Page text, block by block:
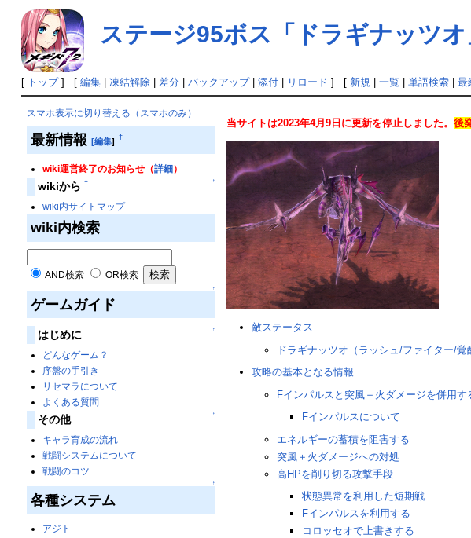
ステージ95ボス「ドラギナッツ
[ トップ] [ 編集| 凍結解除| 差分| バックアップ| 添付| リロード ] [ 新規| 一覧 単語検索| 最
スマホ表示に切り替える（スマホのみ）
最新情報[編集] †
wiki運営終了のお知らせ（詳細）
↑
wikiから †
wiki内サイトマップ
wiki内検索
AND検索 OR検索
↑
ゲームガイド
↑
はじめに
どんなゲーム？
序盤の手引き
リセマラについて
よくある質問
↑
その他
キャラ育成の流れ
戦闘システムについて
戦闘のコツ
↑
各種システム
アジト
当サイトは2023年4月9日に更新を停止しました。後
敵ステータス
ドラギナッツオ（ラッシュ/ファイター/覚
攻略の基本となる情報
Fインパルスと突風＋火ダメージを併用す
Fインパルスについて
エネルギーの蓄積を阻害する
突風＋火ダメージへの対処
高HPを削り切る攻撃手段
状態異常を利用した短期戦
Fインパルスを利用する
コロッセオで上書きする